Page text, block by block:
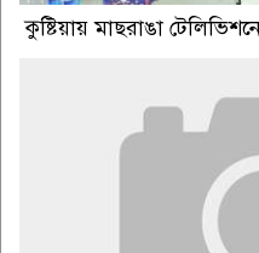
কুষ্টিয়ায় মাছরাঙা